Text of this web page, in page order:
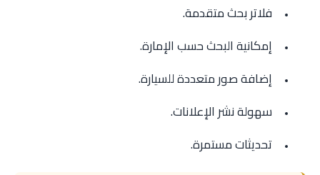
فلاتر بحث متقدمة.
إمكانية البحث حسب الإمارة.
إضافة صور متعددة للسيارة.
سهولة نشر الإعلانات.
تحديثات مستمرة.